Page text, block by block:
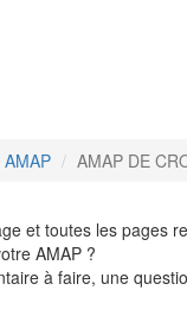
AMAP DE
et toutes les pages
AMAP ?
à faire, une